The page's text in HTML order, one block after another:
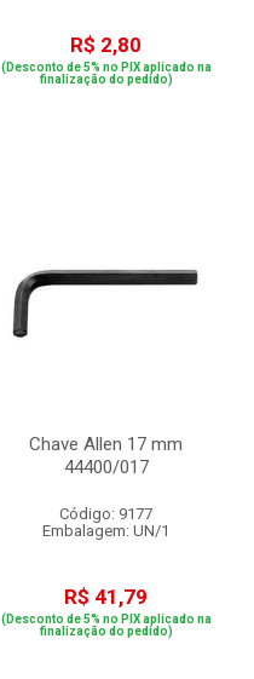
R$ 2,80
(Desconto de 5% no PIX aplicado na
finalização do pedido)
Chave Allen 17 mm
44400/017
Código: 9177
Embalagem: UN/1
R$ 41,79
(Desconto de 5% no PIX aplicado na
finalização do pedido)